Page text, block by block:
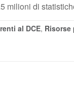
milioni di
al DCE, Risorse